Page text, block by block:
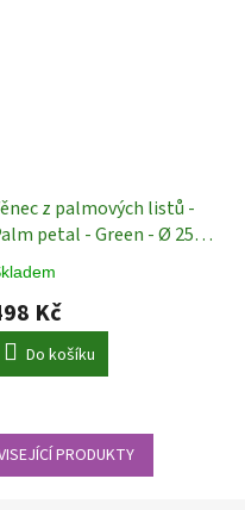
z palmových listů -
petal - Green - Ø 25
Dekorace
Kč
Do košíku
PRODUKTY